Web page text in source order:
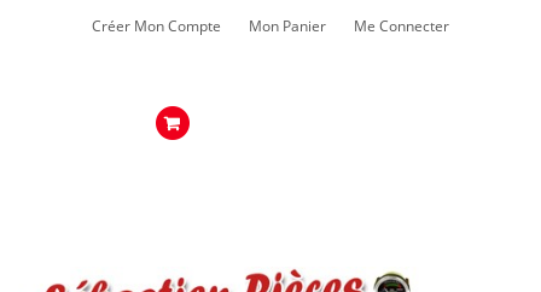
Créer Mon Compte Mon Panier Me Connecter